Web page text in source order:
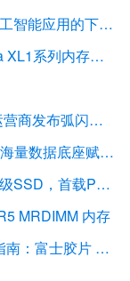
Silicon Motion将在FMS2026展示代理人工智能应用的下一代存储解决方案
Kioxia恺侠将在FMS2026上，展出Kioxia XL1系列内存扩展模块
施耐德电气联合全球超大规模数据中心运营商发布弧闪风险评估报告
东芝全阵容存储亮相2026 ChinaJoy，以海量数据底座赋能“与AI同游”新体验
性能提升92%，铠侠发布CM10系列企业级SSD，首载PCIe 6.0接口
MRDIMM 内存
AI 算力中心历史训练数据长期保存选型指南：富士胶片 LTO 磁带解决方案深度解析